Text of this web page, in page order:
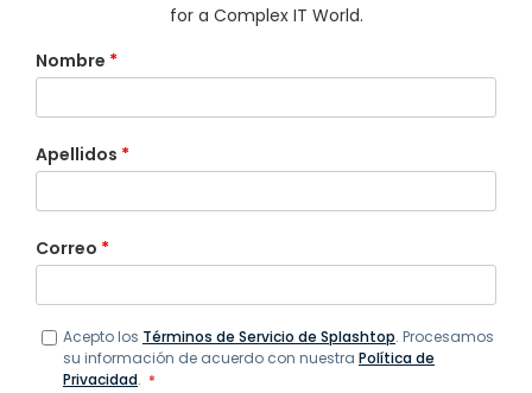
for a Complex IT World.
Nombre *
Apellidos *
Correo *
Acepto los Términos de Servicio de Splashtop. Procesamos
su información de acuerdo con nuestra Política de
Privacidad. *